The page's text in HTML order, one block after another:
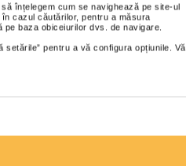
înțelegem cum se navighează pe site-ul
cazul căutărilor, pentru a măsura
baza obiceiurilor dvs. de navigare.
pentru a vă configura opțiunile. Vă